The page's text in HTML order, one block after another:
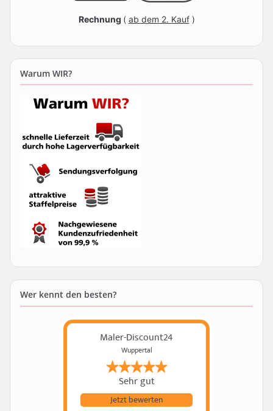
Rechnung ( ab dem 2. Kauf)
Warum WIR?
Wer kennt den besten?
Maler-Discount24
Wuppertal
Sehr gut
Jetzt bewerten